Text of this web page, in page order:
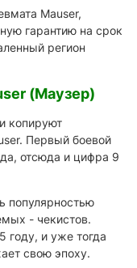
Mauser,
гарантию на срок
регион
(Маузер)
копируют
Первый боевой
отсюда и цифра 9
популярностью
- чекистов.
году, и уже тогда
свою эпоху.